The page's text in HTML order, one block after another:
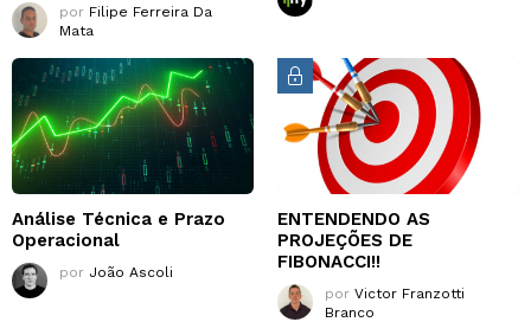
por Filipe Ferreira Da
Mata
Análise Técnica e Prazo
Operacional
por João Ascoli
ENTENDENDO AS
PROJEÇÕES DE
FIBONACCI!!
por Victor Franzotti
Branco